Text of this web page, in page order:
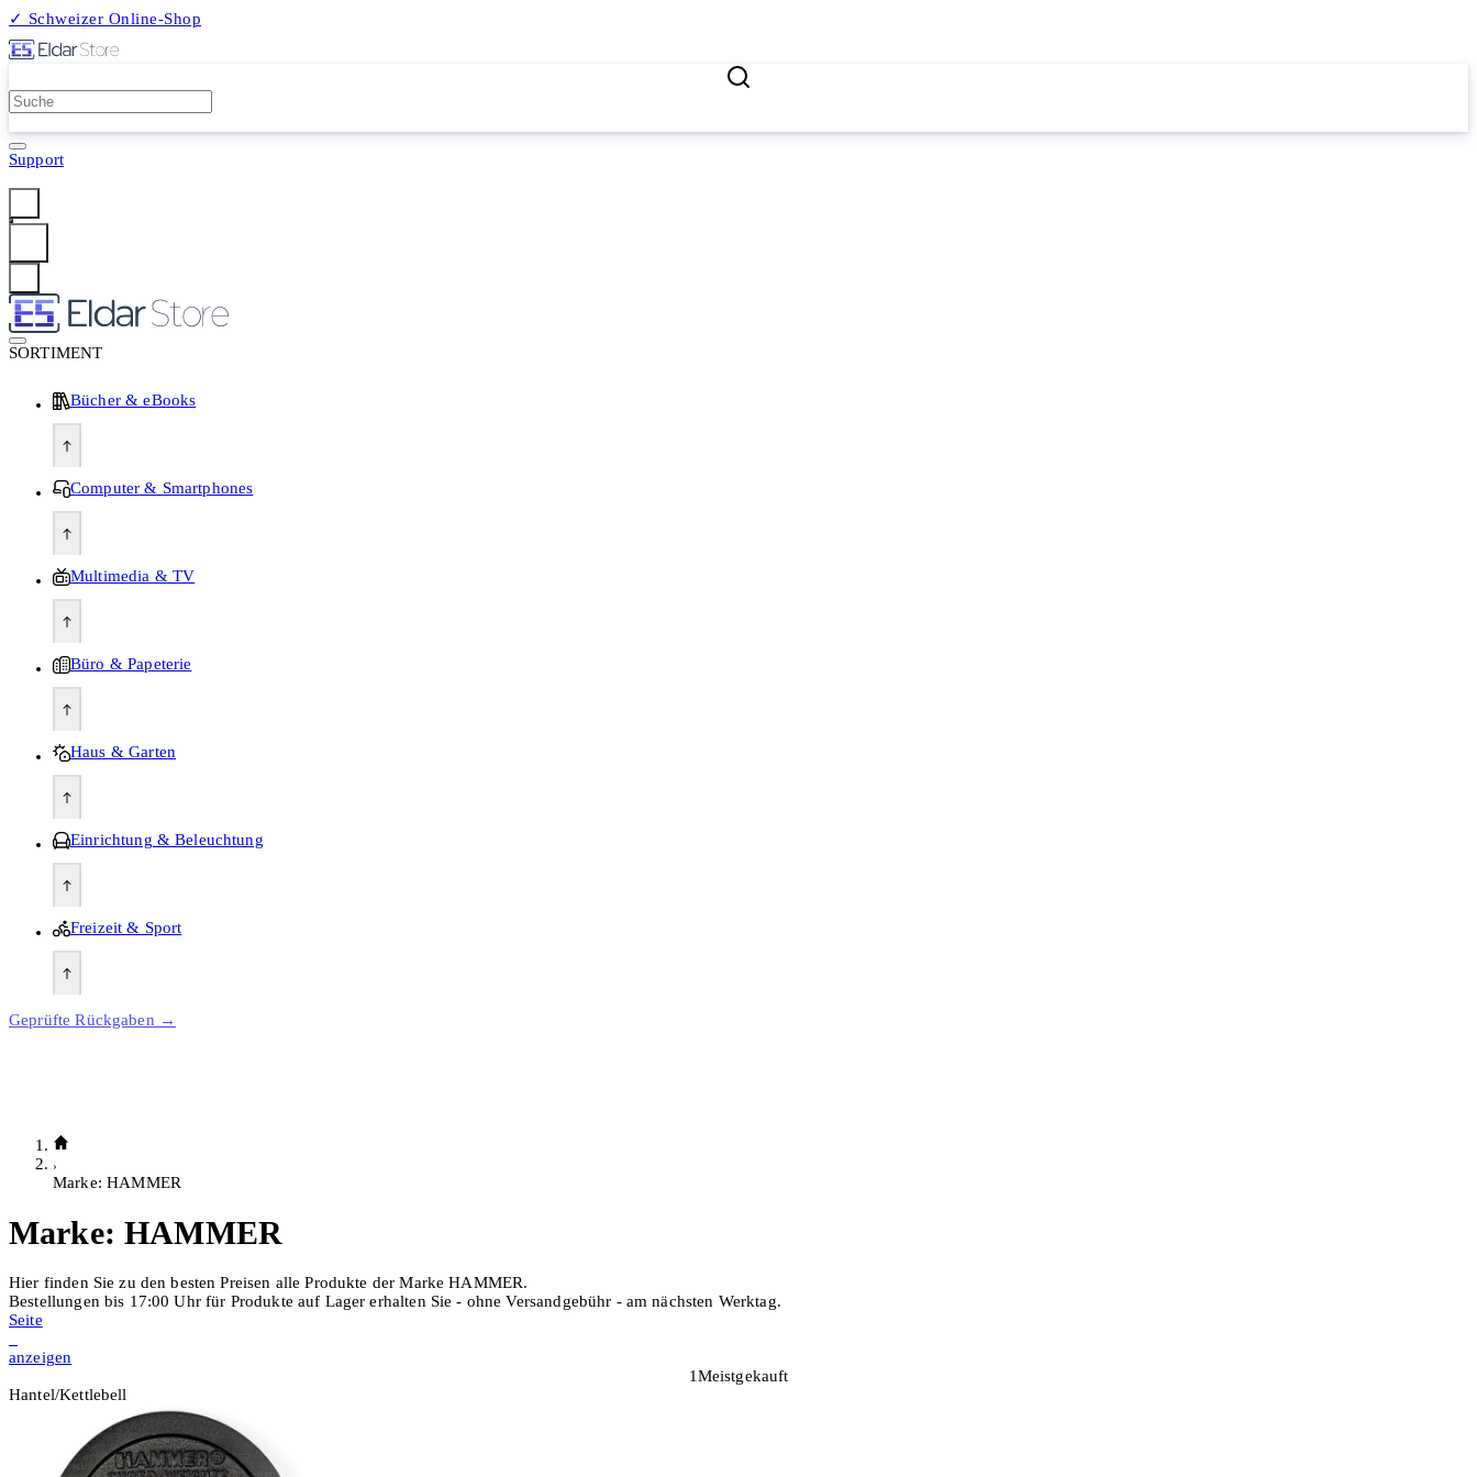
✓ Schweizer Online-Shop
Support
SORTIMENT
Bücher & eBooks
Computer & Smartphones
Multimedia & TV
Büro & Papeterie
Haus & Garten
Einrichtung & Beleuchtung
Freizeit & Sport
Geprüfte Rückgaben →
Marke: HAMMER
Marke:HAMMER
Hier finden Sie zu den besten Preisen alle Produkte der Marke HAMMER.
Bestellungen bis 17:00 Uhr für Produkte auf Lager erhalten Sie - ohne Versandgebühr - am nächsten Werktag.
Seite
anzeigen
1Meistgekauft
Hantel/Kettlebell